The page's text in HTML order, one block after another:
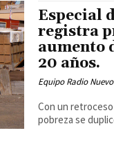
Especial
registra
aumento
20 años.
Equipo Radio
Con un
pobreza se